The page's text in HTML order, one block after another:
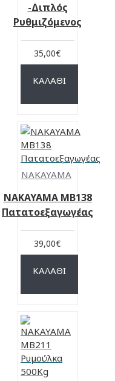
-Διπλός
Ρυθμιζόμενος
35,00€
ΚΑΛΆΘΙ
NAKAYAMA
NAKAYAMA MB138
Πατατοεξαγωγέας
39,00€
ΚΑΛΆΘΙ